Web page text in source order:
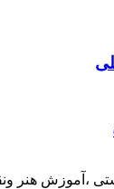
،آموزش هنر